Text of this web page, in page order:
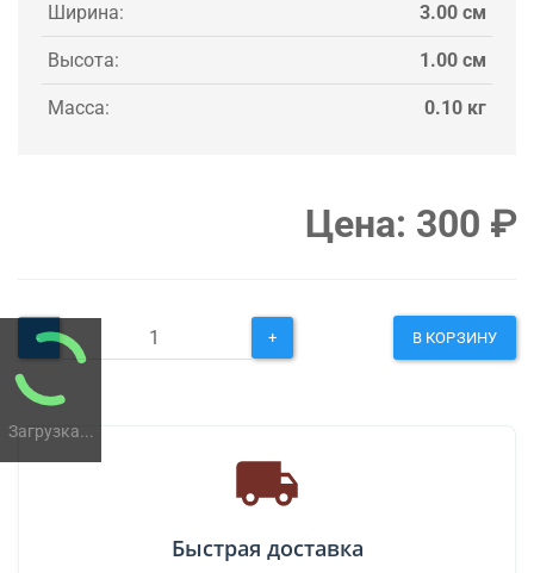
Загрузка...
Ширина: 3.00 см
Высота: 1.00 см
Масса: 0.10 кг
Цена: 300 ₽
- + В КОРЗИНУ
Быстрая доставка